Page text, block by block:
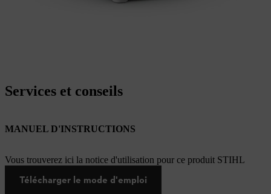
Services et conseils
MANUEL D'INSTRUCTIONS
Vous trouverez ici la notice d'utilisation pour ce produit STIHL
Télécharger le mode d'emploi